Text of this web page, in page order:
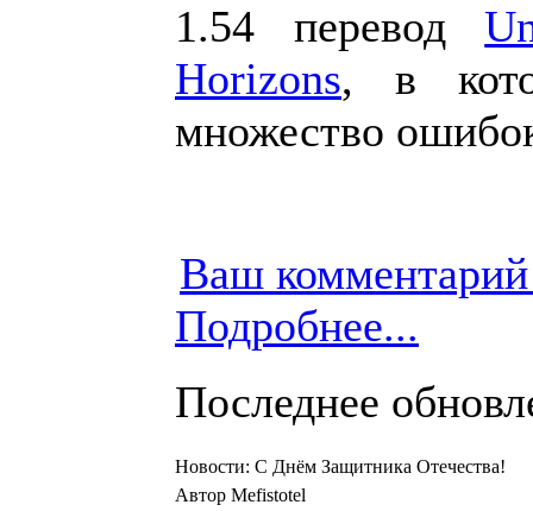
1.54 перевод
Horizons, в
множество
Ваш
Подробнее...
Последнее
Новости: С Днём Защитника Отечества!
Автор Mefistotel